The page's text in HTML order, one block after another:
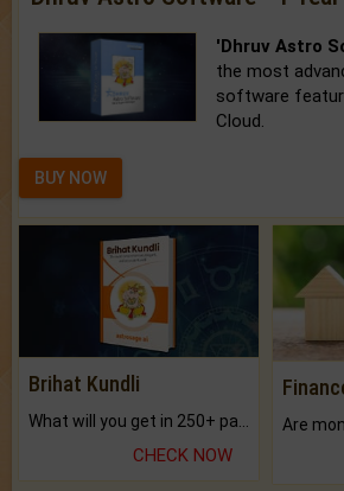
'Dhruv Astro
the most
software
Cloud.
BUY NOW
Brihat Kundli
CHECK NOW